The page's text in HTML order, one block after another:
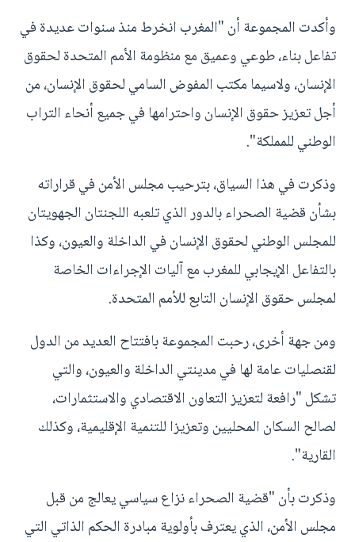
وأكدت المجموعة أن "المغرب انخرط منذ سنوات عديدة في
تفاعل بناء، طوعي وعميق مع منظومة الأمم المتحدة لحقوق
الإنسان، ولاسيما مكتب المفوض السامي لحقوق الإنسان، من
أجل تعزيز حقوق الإنسان واحترامها في جميع أنحاء التراب
الوطني للمملكة".
وذكرت في هذا السياق، بترحيب مجلس الأمن في قراراته
بشأن قضية الصحراء بالدور الذي تلعبه اللجنتان الجهويتان
للمجلس الوطني لحقوق الإنسان في الداخلة والعيون، وكذا
بالتفاعل الإيجابي للمغرب مع آليات الإجراءات الخاصة
لمجلس حقوق الإنسان التابع للأمم المتحدة.
ومن جهة أخرى، رحبت المجموعة بافتتاح العديد من الدول
لقنصليات عامة لها في مدينتي الداخلة والعيون، والتي
تشكل "رافعة لتعزيز التعاون الاقتصادي والاستثمارات،
لصالح السكان المحليين وتعزيزا للتنمية الإقليمية، وكذلك
القارية".
وذكرت بأن "قضية الصحراء نزاع سياسي يعالج من قبل
مجلس الأمن، الذي يعترف بأولوية مبادرة الحكم الذاتي التي